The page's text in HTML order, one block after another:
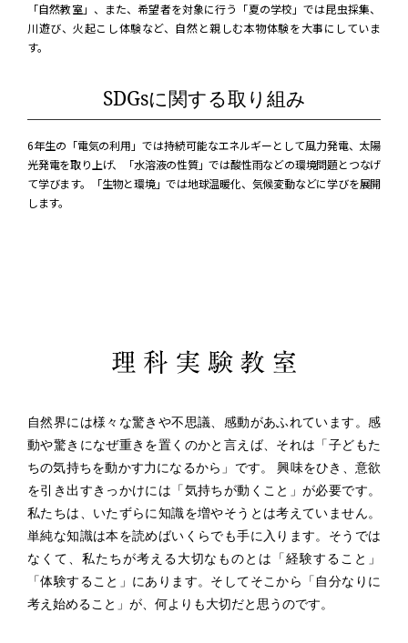
「自然教室」、また、希望者を対象に行う「夏の学校」では昆虫採集、
川遊び、火起こし体験など、自然と親しむ本物体験を大事にしていま
す。
SDGsに関する取り組み
6年生の「電気の利用」では持続可能なエネルギーとして風力発電、太陽
光発電を取り上げ、「水溶液の性質」では酸性雨などの環境問題とつなげ
て学びます。「生物と環境」では地球温暖化、気候変動などに学びを展開
します。
自然界には様々な驚きや不思議、感動があふれています。感
動や驚きになぜ重きを置くのかと言えば、それは「子どもた
ちの気持ちを動かす力になるから」です。 興味をひき、意欲
を引き出すきっかけには「気持ちが動くこと」が必要です。
私たちは、いたずらに知識を増やそうとは考えていません。
単純な知識は本を読めばいくらでも手に入ります。そうでは
なくて、私たちが考える大切なものとは「経験すること」
「体験すること」にあります。そしてそこから「自分なりに
考え始めること」が、何よりも大切だと思うのです。